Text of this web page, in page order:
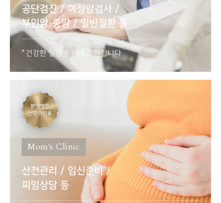
공단검진 / 여성암검사 /
부인암·종양 / 일반질환 등
건강한 일상을 함께 고민합니다
Mom's Clinic
산전관리 / 임신준비 /
피임상담 등